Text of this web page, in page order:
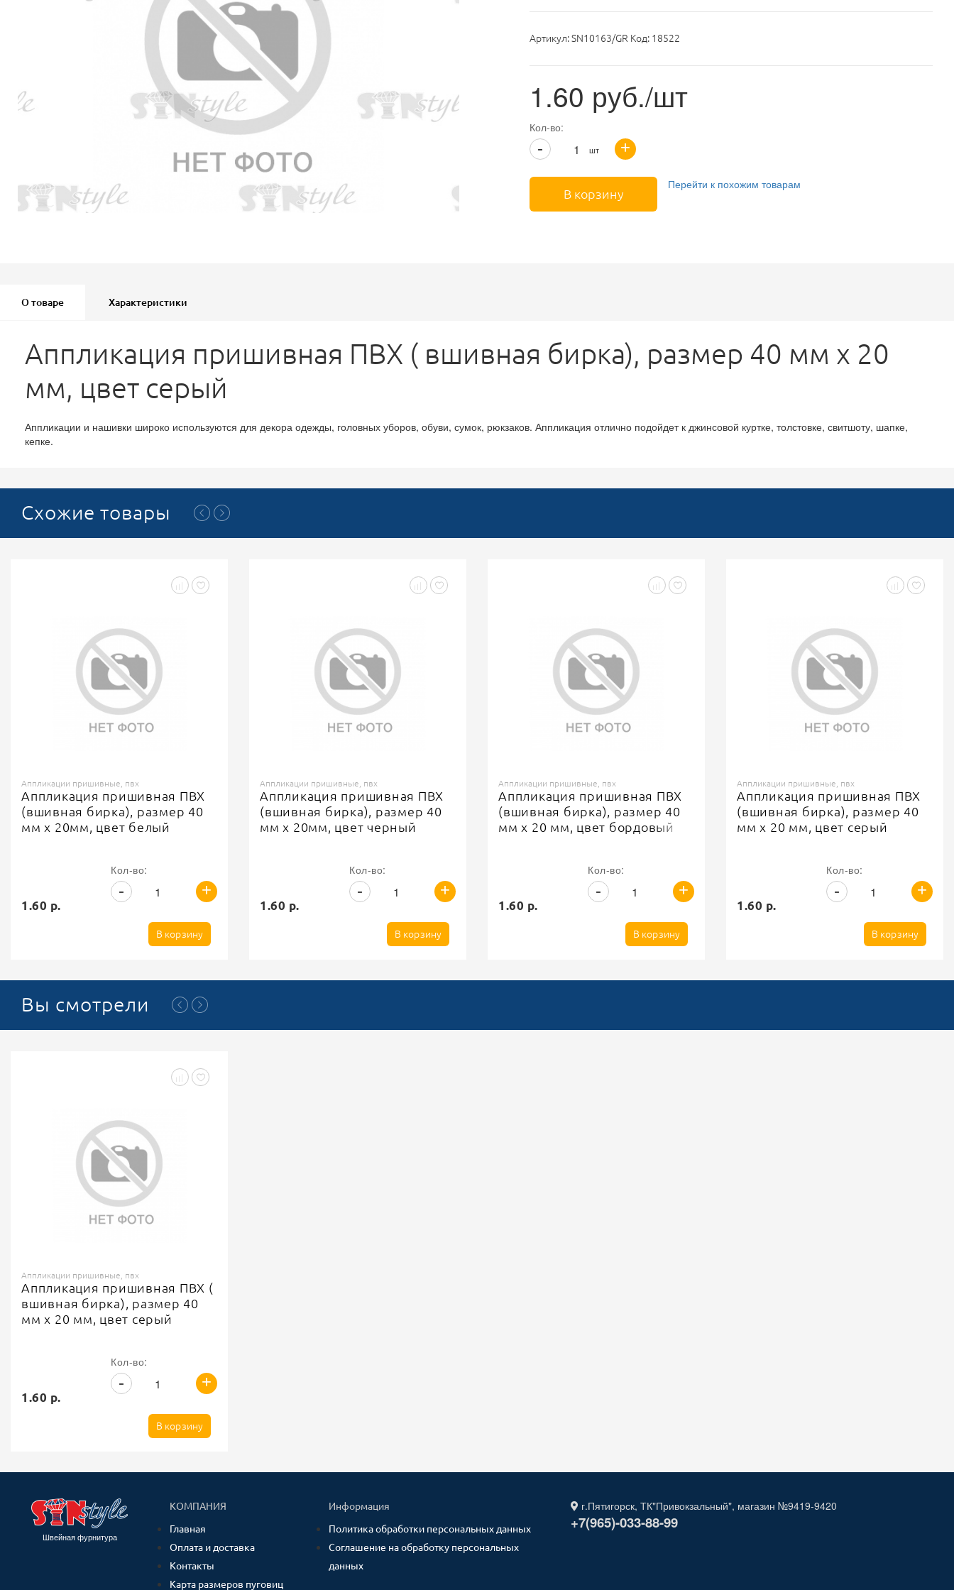
Артикул:SN10163/GR Код: 18522
1.60 руб./шт
Кол-во:
шт +
-
В корзину
Перейти к похожим товарам
О товаре Характеристики
Аппликация пришивная ПВХ ( вшивная бирка), размер 40 мм х 20
мм, цвет серый
Аппликации и нашивки широко используются для декора одежды, головных уборов, обуви, сумок, рюкзаков. Аппликация отлично подойдет к джинсовой куртке, толстовке, свитшоту, шапке,
кепке.
Схожие товары
Аппликации пришивные, пвх
Аппликация пришивная ПВХ
(вшивная бирка), размер 40
мм х 20мм, цвет белый
1.60 р.
Кол-во:
+
-
В корзину
Аппликации пришивные, пвх
Аппликация пришивная ПВХ
(вшивная бирка), размер 40
мм х 20мм, цвет черный
1.60 р.
Кол-во:
+
-
В корзину
Аппликации пришивные, пвх
Аппликация пришивная ПВХ
(вшивная бирка), размер 40
мм х 20 мм, цвет бордовый
1.60 р.
Кол-во:
+
-
В корзину
Аппликации пришивные, пвх
Аппликация пришивная ПВХ
(вшивная бирка), размер 40
мм х 20 мм, цвет серый
1.60 р.
Кол-во:
+
-
В корзину
Вы смотрели
Аппликации пришивные, пвх
Аппликация пришивная ПВХ (
вшивная бирка), размер 40
мм х 20 мм, цвет серый
1.60 р.
Кол-во:
+
-
В корзину
Швейная фурнитура
КОМПАНИЯ
Главная
Оплата и доставка
Контакты
Карта размеров пуговиц
Информация
Политика обработки персональных данных
Соглашение на обработку персональных
данных
г.Пятигорск, ТК"Привокзальный", магазин №9419-9420
+7(965)-033-88-99